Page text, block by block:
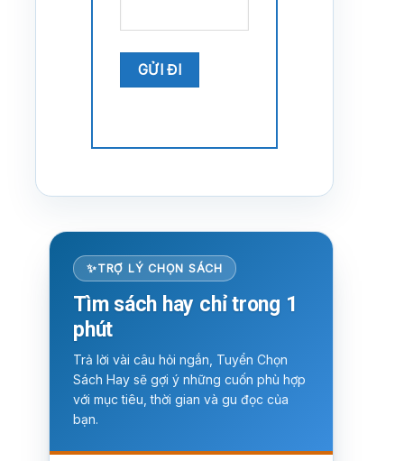
TRỢ LÝ CHỌN SÁCH
Tìm sách hay chỉ trong 1
phút
Trả lời vài câu hỏi ngắn, Tuyển Chọn
Sách Hay sẽ gợi ý những cuốn phù hợp
với mục tiêu, thời gian và gu đọc của
bạn.